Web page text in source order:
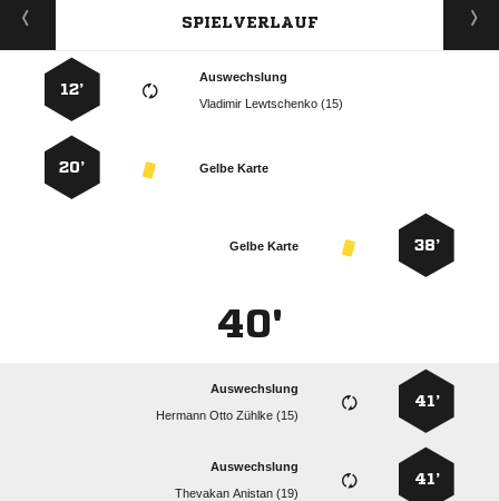
SPIELVERLAUF
Auswechslung
  
12’
Gelbe Karte
20’
38’
Gelbe Karte
40'
41’
Auswechslung
   
41’
Auswechslung
  